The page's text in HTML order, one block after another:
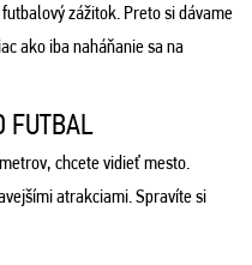
zážitok. Preto si dávame
ako iba naháňanie sa na
FUTBAL
chcete vidieť mesto.
atrakciami. Spravíte si